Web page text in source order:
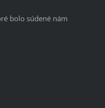
bolo súdené nám